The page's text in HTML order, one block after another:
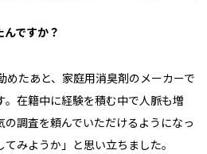
んですか？
めたあと、家庭用消臭剤のメーカーで
。在籍中に経験を積む中で人脈も増
調査を頼んでいただけるようになっ
みようか」と思い立ちました。